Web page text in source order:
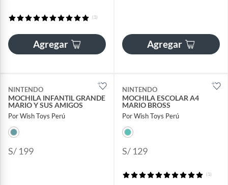
(1)
Agregar Agregar
NINTENDO
MOCHILA INFANTIL GRANDE
MARIO Y SUS AMIGOS
Por Wish Toys Perú
S/ 199
NINTENDO
MOCHILA ESCOLAR A4
MARIO BROSS
Por Wish Toys Perú
S/ 129
(1)